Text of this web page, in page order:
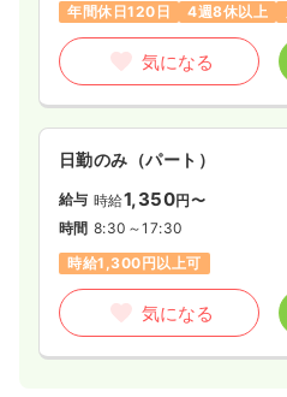
年間休日120日
4週8休以上
気になる
日勤のみ（パート）
給与 時給1,350円〜
時間 8:30～17:30
時給1,300円以上可
気になる